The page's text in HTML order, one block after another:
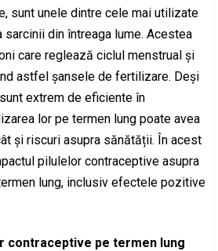
sunt unele dintre cele mai utilizate
din întreaga lume. Acestea
care reglează ciclul menstrual și
astfel șansele de fertilizare. Deși
extrem de eficiente în
lor pe termen lung poate avea
și riscuri asupra sănătății. În acest
pilulelor contraceptive asupra
lung, inclusiv efectele pozitive
contraceptive pe termen lung